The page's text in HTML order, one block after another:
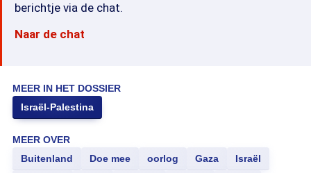
berichtje via de chat.
Naar de chat
MEER IN HET DOSSIER
Israël-Palestina
MEER OVER
Buitenland
Doe mee oorlog Gaza Israël